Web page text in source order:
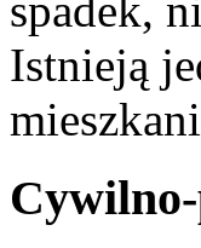
Istnieją